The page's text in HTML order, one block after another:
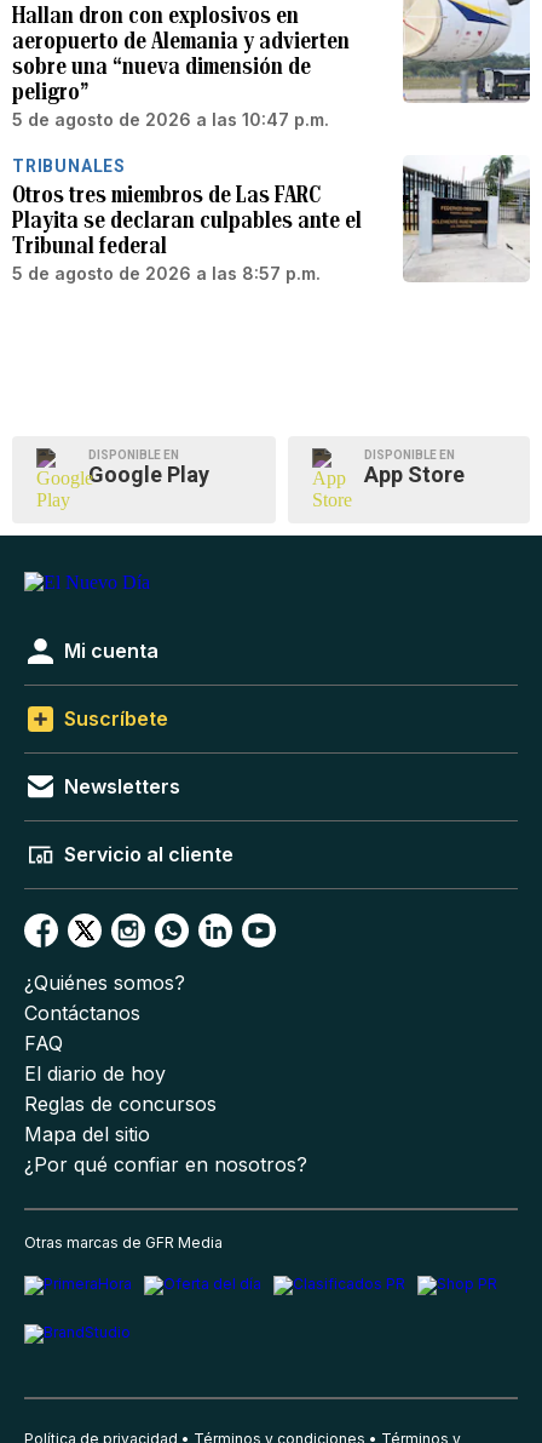
Hallan dron con explosivos en
aeropuerto de Alemania y advierten
sobre una “nueva dimensión de
peligro”
5 de agosto de 2026 a las 10:47 p.m.
TRIBUNALES
Otros tres miembros de Las FARC
Playita se declaran culpables ante el
Tribunal federal
5 de agosto de 2026 a las 8:57 p.m.
DISPONIBLE EN
Google Play
DISPONIBLE EN
App Store
Mi cuenta
Suscríbete
Newsletters
Servicio al cliente
¿Quiénes somos?
Contáctanos
FAQ
El diario de hoy
Reglas de concursos
Mapa del sitio
¿Por qué confiar en nosotros?
Otras marcas de GFR Media
Política de privacidad Términos y condiciones Términos y